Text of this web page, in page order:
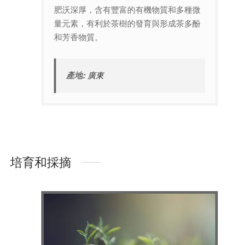
肥沃深厚，含有豐富的有機物質和多種微
量元素，有利於茶樹的發育與形成茶多酚
和芳香物質。
產地: 廣東
培育和採摘